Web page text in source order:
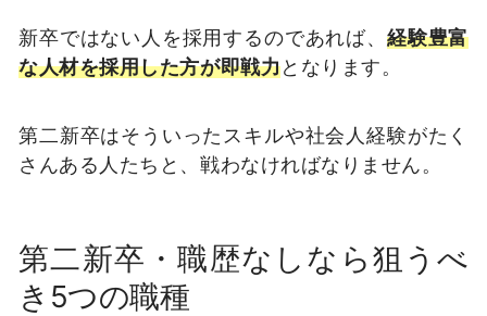
新卒ではない人を採用するのであれば、 経験豊富
な人材を採用した方が即戦力となります。
第二新卒はそういったスキルや社会人経験がたく
さんある人たちと、戦わなければなりません。
第二新卒・職歴なしなら狙うべ
き5つの職種